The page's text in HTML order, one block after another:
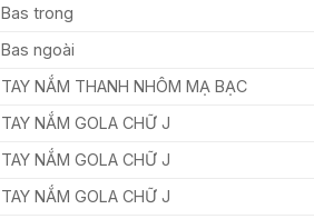
Bas trong
Bas ngoài
TAY NẮM THANH NHÔM MẠ BẠC
TAY NẮM GOLA CHỮ J
TAY NẮM GOLA CHỮ J
TAY NẮM GOLA CHỮ J